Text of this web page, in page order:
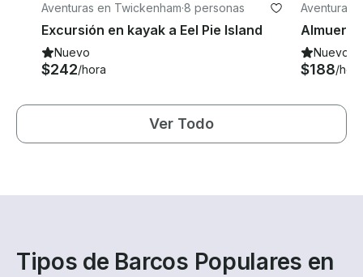
Aventuras en Twickenham·8 personas
Excursión en kayak a Eel Pie Island
Nuevo
$242/hora
Aventuras
Nuevo
$188/hora
Ver Todo
Tipos de Barcos Populares en